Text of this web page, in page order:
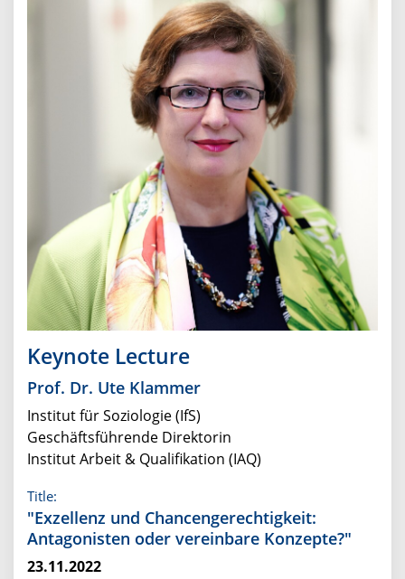
Keynote Lecture
Prof. Dr. Ute Klammer
Institut für Soziologie (IfS)
Geschäftsführende Direktorin
Institut Arbeit & Qualifikation (IAQ)
Title:
"Exzellenz und Chancengerechtigkeit:
Antagonisten oder vereinbare Konzepte?"
23.11.2022